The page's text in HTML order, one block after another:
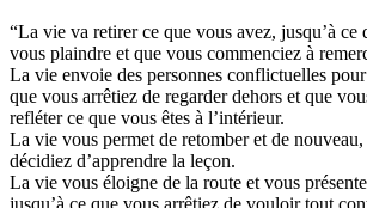
“La vie va retirer ce que vous avez, jusqu’à ce
vous plaindre et que vous commenciez à
La vie envoie des personnes conflictuelles
que vous arrêtiez de regarder dehors et que
refléter ce que vous êtes à l’intérieur.
La vie vous permet de retomber et de nouveau,
décidiez d’apprendre la leçon.
La vie vous éloigne de la route et vous
jusqu’à ce que vous arrêtiez de vouloir tout